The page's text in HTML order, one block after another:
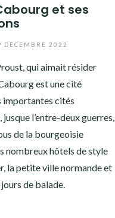
et ses
DÉCEMBRE 2022
qui aimait résider
est une cité
importantes cités
l’entre-deux guerres,
de la bourgeoisie
nombreux hôtels de style
la petite ville normande et
de balade.